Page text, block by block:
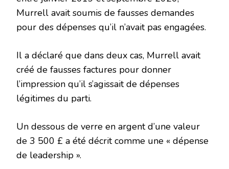
Murrell avait soumis de fausses demandes
pour des dépenses qu’il n’avait pas engagées.
Il a déclaré que dans deux cas, Murrell avait
créé de fausses factures pour donner
l’impression qu’il s’agissait de dépenses
légitimes du parti.
Un dessous de verre en argent d’une valeur
de 3 500 £ a été décrit comme une « dépense
de leadership ».